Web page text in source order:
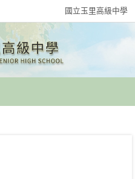
國立玉里高級中學